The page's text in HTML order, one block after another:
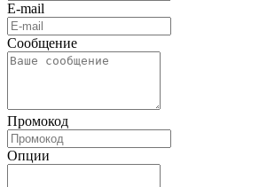
E-mail
Сообщение
Промокод
Опции